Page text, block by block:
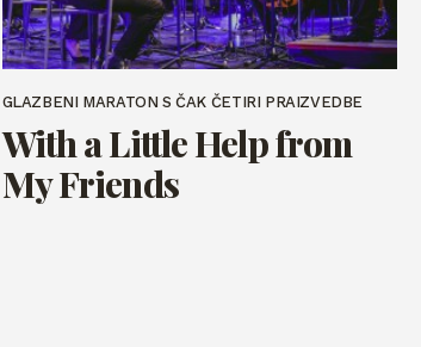
GLAZBENI MARATON S ČAK ČETIRI PRAIZVEDBE
With a Little Help from
My Friends